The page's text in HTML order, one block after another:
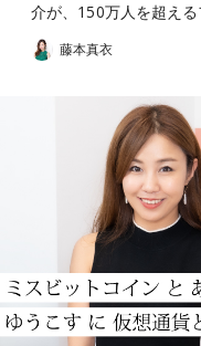
介が、150万人を超え
藤本真衣